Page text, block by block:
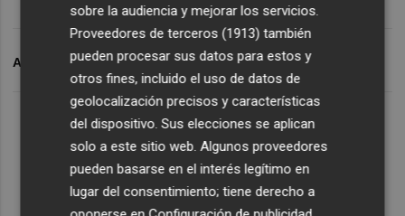
ARCHIVADO EN VALENCIA CF
sobre la audiencia y mejorar los servicios.
Proveedores de terceros (1913) también
pueden procesar sus datos para estos y
otros fines, incluido el uso de datos de
geolocalización precisos y características
del dispositivo. Sus elecciones se aplican
solo a este sitio web. Algunos proveedores
pueden basarse en el interés legítimo en
lugar del consentimiento; tiene derecho a